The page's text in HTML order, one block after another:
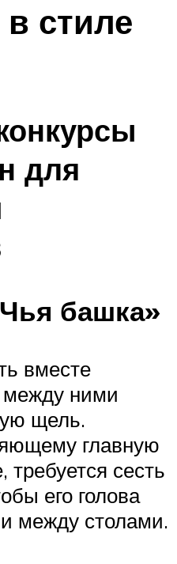
стиле
для
башка»
вместе
между ними
щель.
главную
сесть
его голова
между столами.